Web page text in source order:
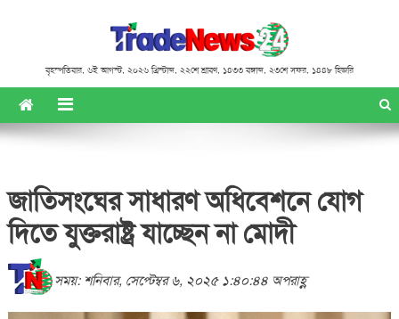
বৃহস্পতিবার, ৬ই আগস্ট, ২০২৬ খ্রিস্টাব্দ, ২২শে শ্রাবণ, ১৪৩৩ বঙ্গাব্দ, ২৩শে সফর, ১৪৪৮ হিজরি
জাতিসংঘের সাধারণ অধিবেশনে যোগ
দিতে যুক্তরাষ্ট্র যাচ্ছেন না মোদী
সময়: শনিবার, সেপ্টেম্বর ৬, ২০২৫ ১:৪০:৪৪ অপরাহ্ণ